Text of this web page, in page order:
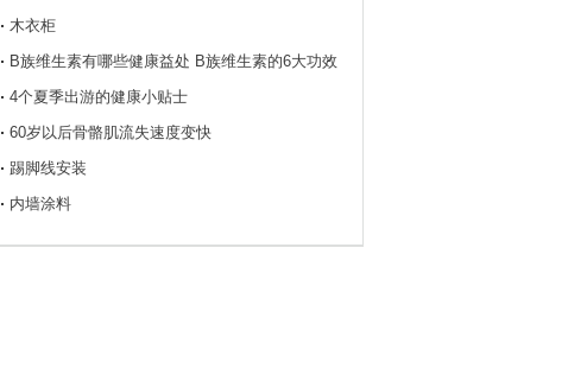
木衣柜
B族维生素有哪些健康益处 B族维生素的6大功效
须知
4个夏季出游的健康小贴士
60岁以后骨骼肌流失速度变快
踢脚线安装
内墙涂料